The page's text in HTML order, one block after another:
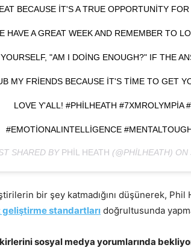
BECAUSE IT'S A TRUE OPPORTUNITY
HAVE A GREAT WEEK AND REMEMBER TO
"AM I DOING ENOUGH?" IF THE
MY FRIENDS BECAUSE IT'S TIME TO GET
LOVE Y'ALL! #PHILHEATH #7XMROLYMPIA
#EMOTIONALINTELLIGENCE
SHARED BY PHIL HEATH (@PHILHEATH) ON
bir şey katmadığını düşünerek,
standartları doğrultusunda
sosyal medya yorumlarında